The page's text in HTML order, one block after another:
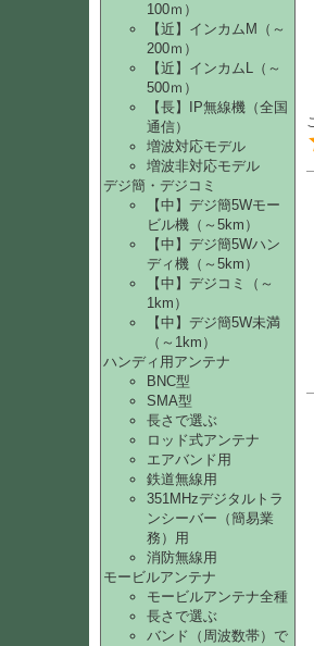
100ｍ）
【近】インカムM（～
200ｍ）
【近】インカムL（～
500ｍ）
【長】IP無線機（全国
通信）
増波対応モデル
増波非対応モデル
デジ簡・デジコミ
【中】デジ簡5Wモー
ビル機（～5km）
【中】デジ簡5Wハン
ディ機（～5km）
【中】デジコミ（～
1km）
【中】デジ簡5W未満
（～1km）
ハンディ用アンテナ
BNC型
SMA型
長さで選ぶ
ロッド式アンテナ
エアバンド用
鉄道無線用
351MHzデジタルトラ
ンシーバー（簡易業
務）用
消防無線用
モービルアンテナ
モービルアンテナ全種
長さで選ぶ
バンド（周波数帯）で